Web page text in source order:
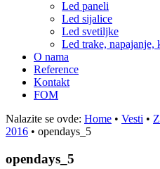
Led paneli
Led sijalice
Led svetiljke
Led trake, napajanje,
O nama
Reference
Kontakt
FOM
Nalazite se ovde: Home • Vesti •
2016 • opendays_5
opendays_5